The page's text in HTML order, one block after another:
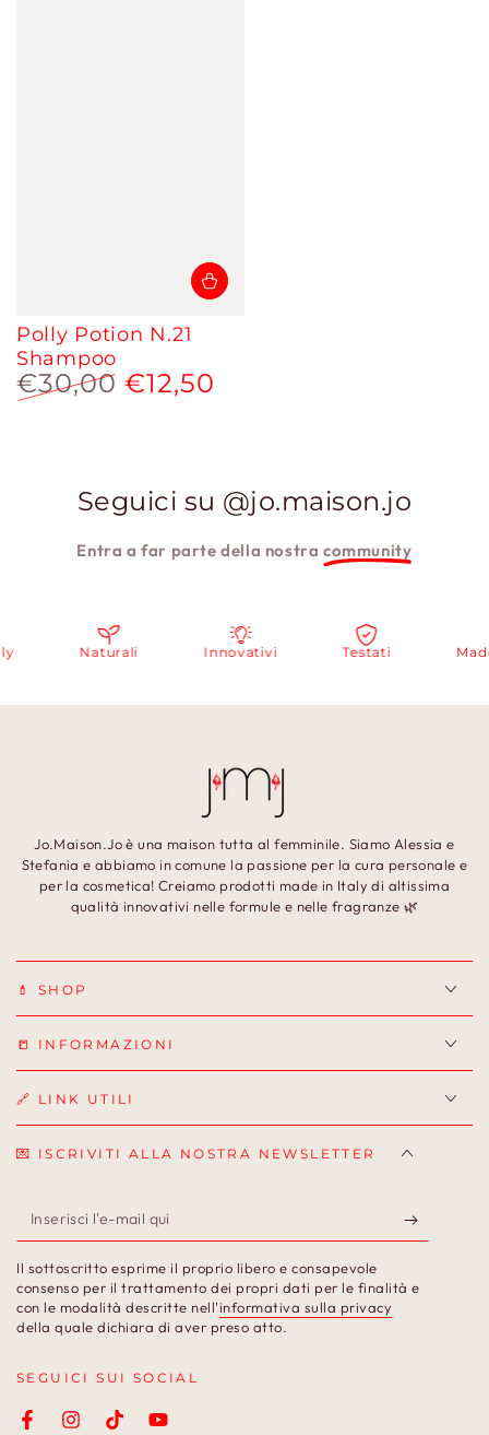
Polly Potion N.21
Shampoo
Prezzo
€30,00 €12,50
Seguici su @jo.maison.jo
Entra a far parte della nostracommunity
Naturali Innovativi Testati Made in
Jo.Maison.Jo è una maison tutta al femminile. Siamo Alessia e
Stefania e abbiamo in comune la passione per la cura personale e
per la cosmetica! Creiamo prodotti made in Italy di altissima
qualità innovativi nelle formule e nelle fragranze 🌿
💄 SHOP
📒 INFORMAZIONI
🔗 LINK UTILI
💌 ISCRIVITI ALLA NOSTRA NEWSLETTER
Inserisci
l'e-
mail
qui
Il sottoscritto esprime il proprio libero e consapevole
consenso per il trattamento dei propri dati per le finalità e
con le modalità descritte nell'informativa sulla privacy
della quale dichiara di aver preso atto.
SEGUICI SUI SOCIAL